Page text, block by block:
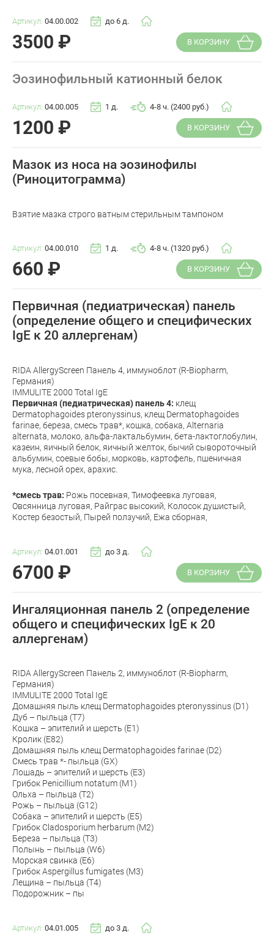
Артикул: 04.00.002 до 6 д.
3500 ₽ В КОРЗИНУ
Эозинофильный катионный белок
Артикул: 04.00.005 1 д. 4-8 ч. (2400 руб.)
1200 ₽ В КОРЗИНУ
Мазок из носа на эозинофилы
(Риноцитограмма)
Взятие мазка строго ватным стерильным тампоном
Артикул: 04.00.010 1 д. 4-8 ч. (1320 руб.)
660 ₽ В КОРЗИНУ
Первичная (педиатрическая) панель
(определение общего и специфических
IgE к 20 аллергенам)
RIDA AllergyScreen Панель 4, иммуноблот (R-Biopharm,
Германия)
IMMULITE 2000 Total IgE
Первичная (педиатрическая) панель 4: клещ
Dermatophagoides pteronyssinus, клещ Dermatophagoides
farinae, береза, смесь трав*, кошка, собака, Alternaria
alternata, молоко, альфа-лактальбумин, бета-лактоглобулин,
казеин, яичный белок, яичный желток, бычий сывороточный
альбумин, соевые бобы, морковь, картофель, пшеничная
мука, лесной орех, арахис.
*смесь трав: Рожь посевная, Тимофеевка луговая,
Овсянница луговая, Райграс высокий, Колосок душистый,
Костер безостый, Пырей ползучий, Ежа сборная,
Артикул: 04.01.001 до 3 д.
6700 ₽ В КОРЗИНУ
Ингаляционная панель 2 (определение
общего и специфических IgE к 20
аллергенам)
RIDA AllergyScreen Панель 2, иммуноблот (R-Biopharm,
Германия)
IMMULITE 2000 Total IgE
Домашняя пыль клещ Dermatophagoides pteronyssinus (D1)
Дуб – пыльца (T7)
Кошка – эпителий и шерсть (E1)
Кролик (E82)
Домашняя пыль клещ Dermatophagoides farinae (D2)
Смесь трав *- пыльца (GX)
Лошадь – эпителий и шерсть (E3)
Грибок Penicillium notatum (M1)
Ольха – пыльца (T2)
Рожь – пыльца (G12)
Собака – эпителий и шерсть (E5)
Грибок Cladosporium herbarum (M2)
Береза – пыльца (T3)
Полынь – пыльца (W6)
Морская свинка (E6)
Грибок Aspergillus fumigates (M3)
Лещина – пыльца (T4)
Подорожник – пы
Артикул: 04.01.005 до 3 д.